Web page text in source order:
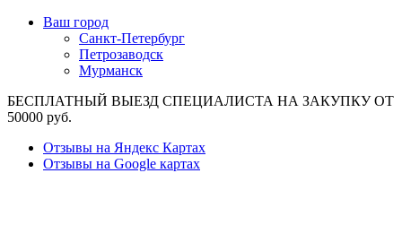
Ваш город
Санкт-Петербург
Петрозаводск
Мурманск
БЕСПЛАТНЫЙ ВЫЕЗД СПЕЦИАЛИСТА НА ЗАКУПКУ ОТ
50000 руб.
Отзывы на Яндекс Картах
Отзывы на Google картах